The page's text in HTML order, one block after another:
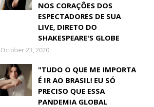
NOS CORAÇÕES DOS
ESPECTADORES DE SUA
LIVE, DIRETO DO
SHAKESPEARE'S GLOBE
October 23, 2020
"TUDO O QUE ME IMPORTA
É IR AO BRASIL! EU SÓ
PRECISO QUE ESSA
PANDEMIA GLOBAL